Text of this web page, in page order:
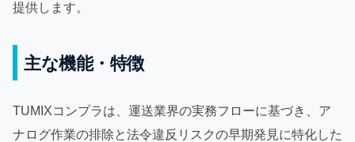
提供します。
主な機能・特徴
TUMIXコンプラは、運送業界の実務フローに基づき、ア
ナログ作業の排除と法令違反リスクの早期発見に特化した